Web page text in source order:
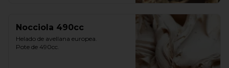
Nocciola 490cc
Helado de avellana europea.
Pote de 490cc.